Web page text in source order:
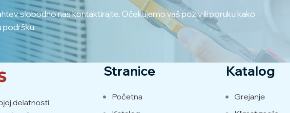
slobodno nas kontaktirajte. Očekujemo vaš poziv ili poruku kako
podršku.
delatnosti
Stranice
Početna
Katalog
Grejanje